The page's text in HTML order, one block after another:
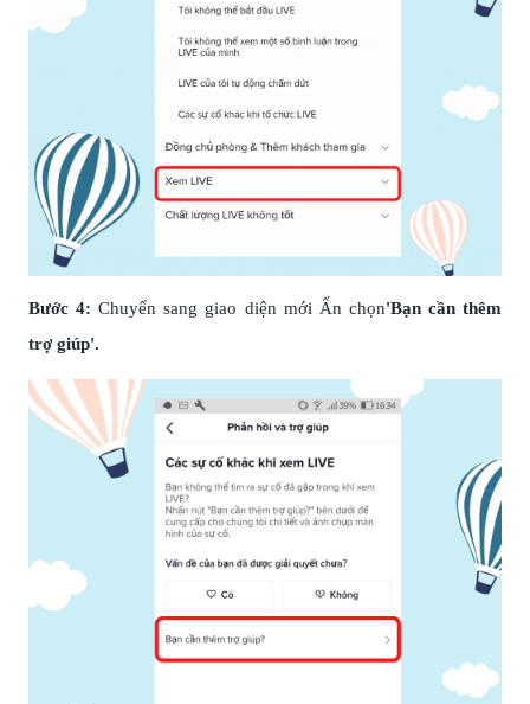
Bước 4: Chuyển sang giao diện mới Ấn chọn'Bạn cần thêm
trợ giúp'.